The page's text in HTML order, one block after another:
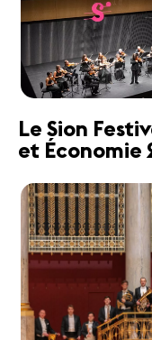
Le Sion
et Économie